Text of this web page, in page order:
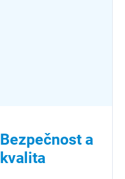
Bezpečnost a
kvalita